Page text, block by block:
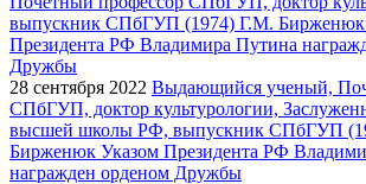
28 сентября 2022 Выдающийся ученый,
СПбГУП, доктор культурологии,
высшей школы РФ, выпускник СПбГУП
Бирженюк Указом Президента РФ
награжден орденом Дружбы